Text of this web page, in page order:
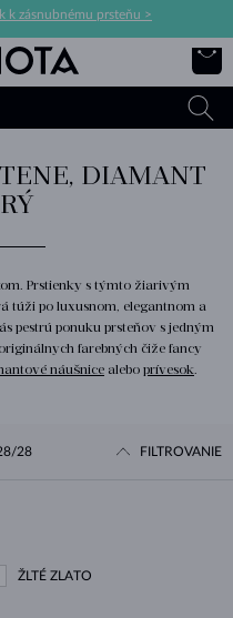
k zásnubnému prsteňu >
DIAMANT
Prstienky s týmto žiarivým
túži po luxusnom, elegantnom a
pestrú ponuku prsteňov s jedným
farebných čiže fancy
náušnice alebo prívesok.
28 FILTROVANIE
ŽLTÉ ZLATO